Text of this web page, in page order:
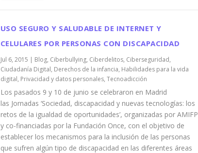
USO SEGURO Y SALUDABLE DE INTERNET Y
CELULARES POR PERSONAS CON DISCAPACIDAD
Jul 6, 2015 | Blog, Ciberbullying, Ciberdelitos, Ciberseguridad,
Ciudadanía Digital, Derechos de la infancia, Habilidades para la vida
digital, Privacidad y datos personales, Tecnoadicción
Los pasados 9 y 10 de junio se celebraron en Madrid
las Jornadas ‘Sociedad, discapacidad y nuevas tecnologías: los
retos de la igualdad de oportunidades’, organizadas por AMIFP
y co-financiadas por la Fundación Once, con el objetivo de
establecer los mecanismos para la inclusión de las personas
que sufren algún tipo de discapacidad en las diferentes áreas